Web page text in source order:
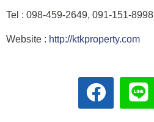
Tel : 098-459-2649, 091-151-8998
Website : http://ktkproperty.com